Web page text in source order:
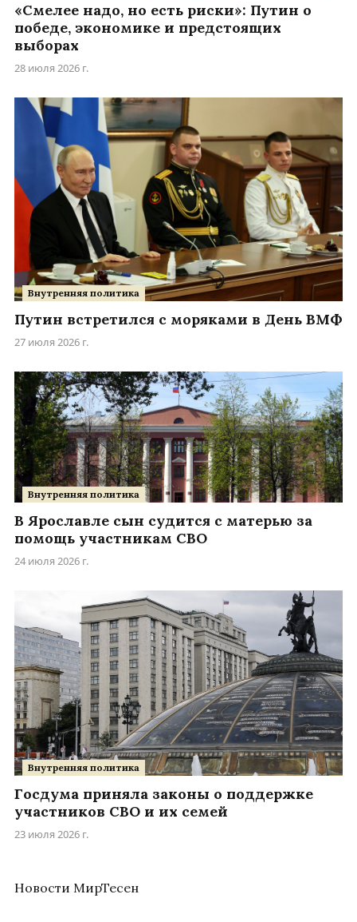
«Смелее надо, но есть риски»: Путин о
победе, экономике и предстоящих
выборах
28 июля 2026 г.
Внутренняя политика
Путин встретился с моряками в День ВМФ
27 июля 2026 г.
Внутренняя политика
В Ярославле сын судится с матерью за
помощь участникам СВО
24 июля 2026 г.
Внутренняя политика
Госдума приняла законы о поддержке
участников СВО и их семей
23 июля 2026 г.
Новости МирТесен